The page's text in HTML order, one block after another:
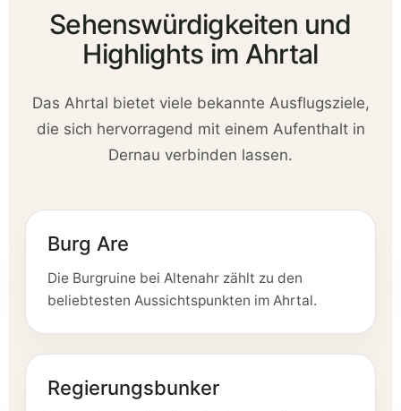
Sehenswürdigkeiten und
Highlights im Ahrtal
Das Ahrtal bietet viele bekannte Ausflugsziele,
die sich hervorragend mit einem Aufenthalt in
Dernau verbinden lassen.
Burg Are
Die Burgruine bei Altenahr zählt zu den
beliebtesten Aussichtspunkten im Ahrtal.
Regierungsbunker